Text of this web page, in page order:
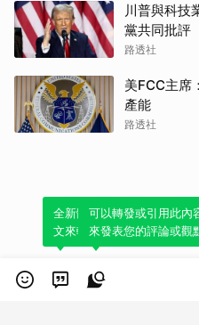
川普與科
黨共同批評
路透社
美FCC主席
產能
路透社
全新體驗！一鍵引用此內容
文來輕鬆表達個人立場。
可以轉發或引用此內
來發表您的評論或觀